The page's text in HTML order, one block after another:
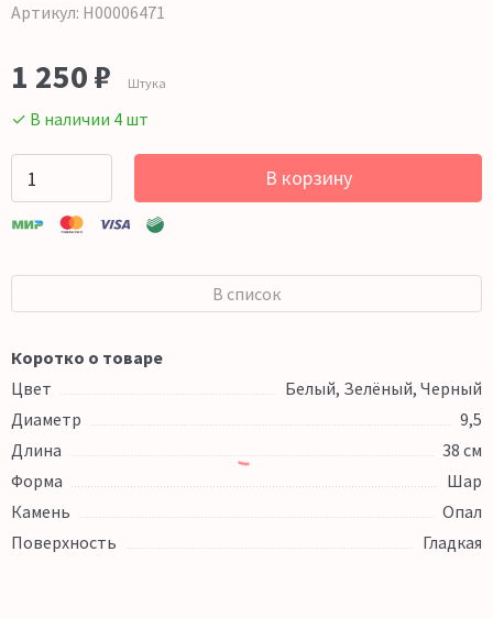
Артикул: Н00006471
1 250 ₽ Штука
✓ В наличии 4 шт
В корзину
В список
Коротко о товаре
Цвет
Белый, Зелёный, Черный
Диаметр
9,5
Длина
38 см
Форма
Шар
Камень
Опал
Поверхность
Гладкая